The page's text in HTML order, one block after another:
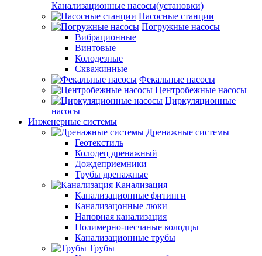
Канализационные насосы(установки)
Насосные станции
Погружные насосы
Вибрационные
Винтовые
Колодезные
Скважинные
Фекальные насосы
Центробежные насосы
Циркуляционные
насосы
Инженерные системы
Дренажные системы
Геотекстиль
Колодец дренажный
Дождеприемники
Трубы дренажные
Канализация
Канализационные фитинги
Канализацонные люки
Напорная канализация
Полимерно-песчаные колодцы
Канализационные трубы
Трубы